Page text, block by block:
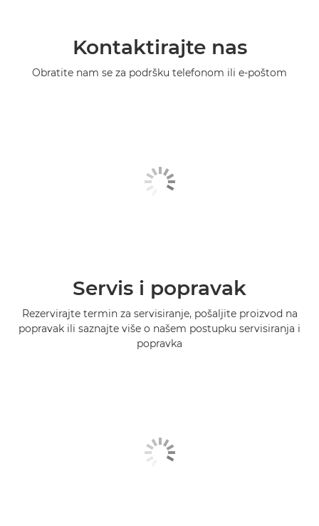
Kontaktirajte nas
Obratite nam se za podršku telefonom ili e-poštom
Servis i popravak
Rezervirajte termin za servisiranje, pošaljite proizvod na
popravak ili saznajte više o našem postupku servisiranja i
popravka